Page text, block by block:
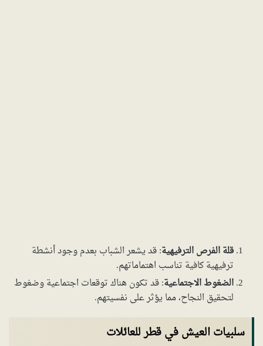
قلة الفرص الترفيهية: قد يشعر الشباب بعدم وجود أنشطة
ترفيهية كافية تناسب اهتماماتهم.
الضغوط الاجتماعية: قد تكون هناك توقعات اجتماعية وضغوط
لتحقيق النجاح، مما يؤثر على نفسيتهم.
سلبيات العيش في قطر للعائلات